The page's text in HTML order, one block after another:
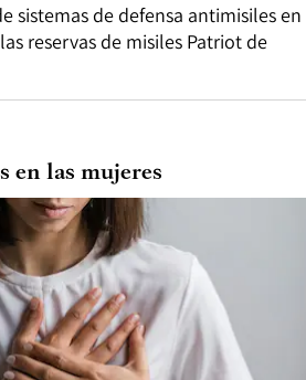
sistemas de defensa antimisiles en
reservas de misiles Patriot de
en las mujeres